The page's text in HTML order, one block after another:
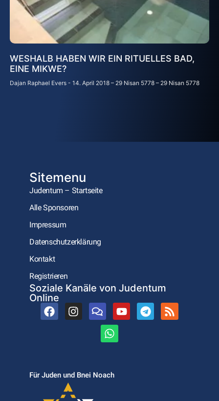
WESHALB HABEN WIR EIN RITUELLES BAD,
EINE MIKWE?
Dajan Raphael Evers 14. April 2018 – 29 Nisan 5778 – 29 Nisan 5778
Sitemenu
Judentum – Startseite
Alle Sponsoren
Impressum
Datenschutzerklärung
Kontakt
Registrieren
Soziale Kanäle von Judentum
Online
Für Juden und Bnei Noach